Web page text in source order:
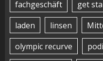
fachgeschäft
get
laden
linsen
olympic recurve